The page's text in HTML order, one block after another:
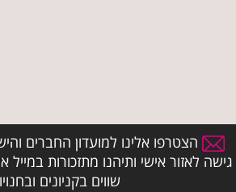
הצטרפו אלינו למועדון החברים
גישה לאזור אישי ותיהנו מתזכורות במייל
שווים בקניונים